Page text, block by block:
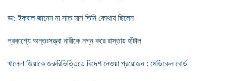
ডা: ইকবাল জানেন না সাত মাস তিনি কোথায় ছিলেন
প্রকাশ্যে অন্তঃসত্ত্বা নারীকে নগ্ন করে রাস্তায় হাঁটাল
খালেদা জিয়াকে জরুরিভিত্তিতে বিদেশ নেওয়া প্রয়োজন : মেডিকেল বোর্ড